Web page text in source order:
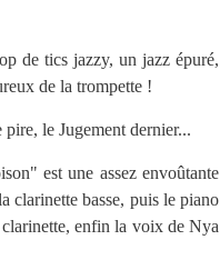
de tics jazzy, un jazz épuré,
de la trompette !
le Jugement dernier...
est une assez envoûtante
clarinette basse, puis le piano
enfin la voix de Nya